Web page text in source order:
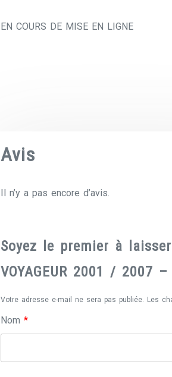
EN COURS DE MISE EN LIGNE
Avis
Il n’y a pas encore d’avis.
Soyez le premier à laisser
VOYAGEUR 2001 / 2007 –
Votre adresse e-mail ne sera pas publiée. Les
Nom *